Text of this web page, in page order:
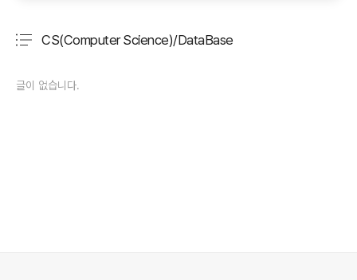
CS(Computer Science)/DataBase
글이 없습니다.